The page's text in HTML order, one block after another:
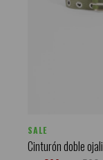
SALE
Cinturón doble